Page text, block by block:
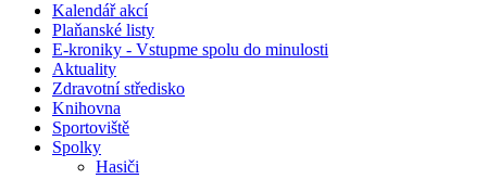
Kalendář akcí
Plaňanské listy
E-kroniky - Vstupme spolu do minulosti
Aktuality
Zdravotní středisko
Knihovna
Sportoviště
Spolky
Hasiči